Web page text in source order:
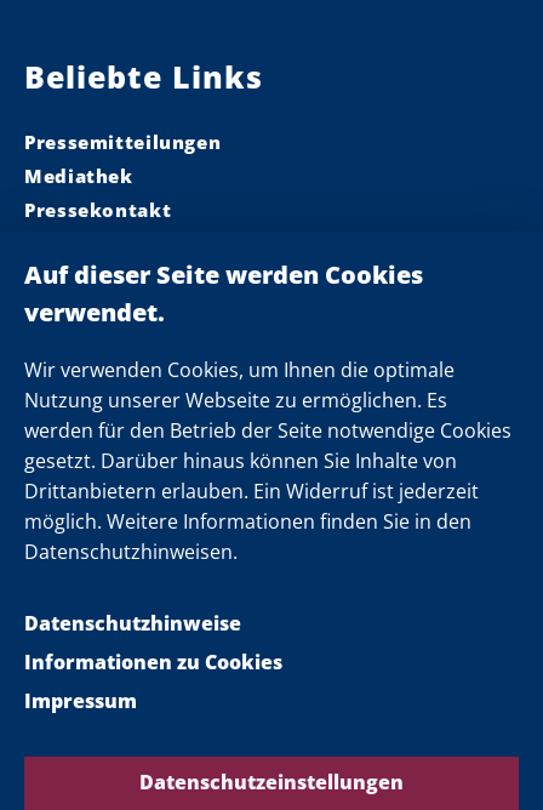
Wir verwenden Cookies, um Ihnen die optimale
Nutzung unserer Webseite zu ermöglichen. Es
werden für den Betrieb der Seite notwendige Cookies
gesetzt. Darüber hinaus können Sie Inhalte von
Drittanbietern erlauben. Ein Widerruf ist jederzeit
möglich. Weitere Informationen finden Sie in den
Datenschutzhinweisen.
Datenschutzhinweise
Impressum
Informationen zu Cookies
Datenschutzeinstellungen
Beliebte Links
Pressemitteilungen
Mediathek
Pressekontakt
Landeskabinett
Einsamkeit
Folgen Sie uns